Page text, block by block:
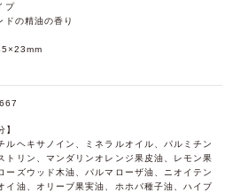
プ
の精油の香り
】
ルヘキサノイン、ミネラルオイル、パルミチン
トリン、マンダリンオレンジ果皮油、レモン果
ーズウッド木油、パルマローザ油、ニオイテン
イ油、オリーブ果実油、ホホバ種子油、ハイブ